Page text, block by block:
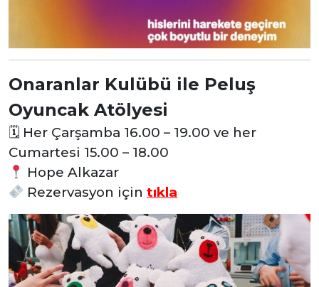
Onaranlar Kulübü ile Peluş
Oyuncak Atölyesi
🗓 Her Çarşamba 16.00 – 19.00 ve her
Cumartesi 15.00 – 18.00
Hope Alkazar
Rezervasyon için tıkla